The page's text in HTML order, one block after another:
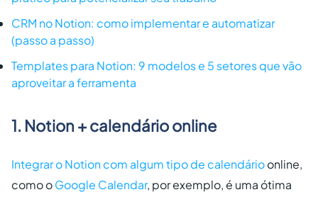
CRM no Notion: como implementar e automatizar
(passo a passo)
Templates para Notion: 9 modelos e 5 setores que vão
aproveitar a ferramenta
1. Notion + calendário online
Integrar oNotion com algum tipo de calendárioonline,
como oGoogle Calendar, por exemplo, é uma ótima